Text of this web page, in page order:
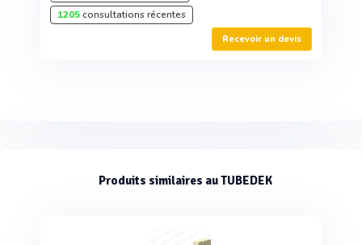
1205consultations récentes
Recevoir un devis
Produits similaires au TUBEDEK